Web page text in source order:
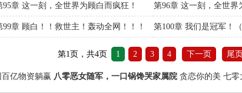
阅） 发了！【本章重要章节
95章 这一刻，全世界为顾白而疯狂！
300月票加更！】
第96章 这一刻，全世界
章高潮！】
99章 顾白！！救世主！轰动全网！！！ 第100章 我们是冠军！（
第1页，共4页 1 2 3 4 下一页 尾页
亿物资躺赢 八零恶女随军，一口锅馋哭家属院 贪恋你的美 七零